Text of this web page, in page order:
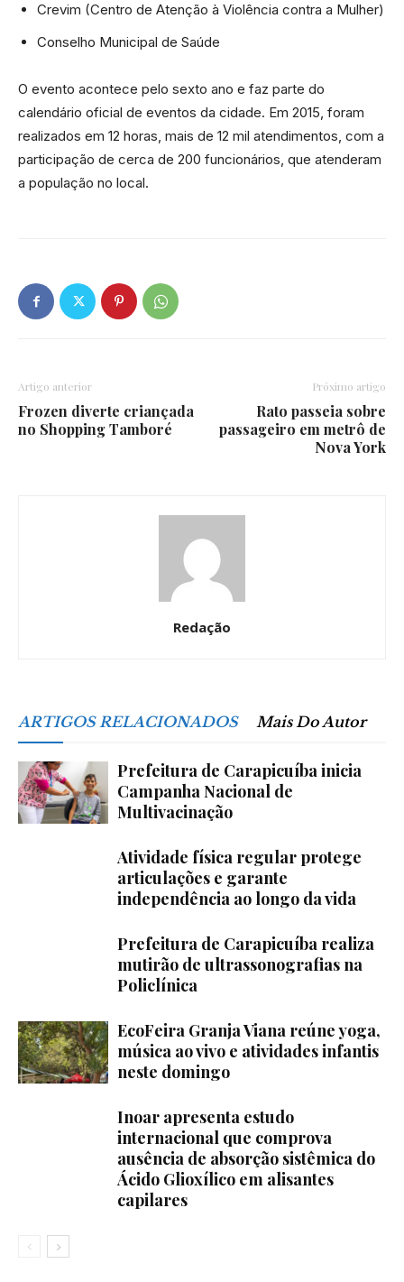
Crevim (Centro de Atenção à Violência contra a Mulher)
Conselho Municipal de Saúde
O evento acontece pelo sexto ano e faz parte do
calendário oficial de eventos da cidade. Em 2015, foram
realizados em 12 horas, mais de 12 mil atendimentos, com a
participação de cerca de 200 funcionários, que atenderam
a população no local.
Artigo anterior
Frozen diverte criançada
no Shopping Tamboré
Próximo artigo
Rato passeia sobre
passageiro em metrô de
Nova York
Redação
ARTIGOS RELACIONADOS Mais Do Autor
Prefeitura de Carapicuíba inicia
Campanha Nacional de
Multivacinação
Atividade física regular protege
articulações e garante
independência ao longo da vida
Prefeitura de Carapicuíba realiza
mutirão de ultrassonografias na
Policlínica
EcoFeira Granja Viana reúne yoga,
música ao vivo e atividades infantis
neste domingo
Inoar apresenta estudo
internacional que comprova
ausência de absorção sistêmica do
Ácido Glioxílico em alisantes
capilares